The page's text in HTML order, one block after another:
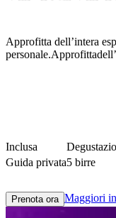
Approfitta dell’intera
personale.Approfitta
Inclusa
Guida privata5 birre
Prenota ora Maggiori